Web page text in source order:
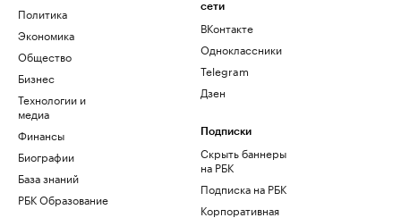
Политика
Экономика
Общество
Бизнес
Технологии и
медиа
Финансы
Биографии
База знаний
РБК Образование
сети
ВКонтакте
Одноклассники
Telegram
Дзен
Подписки
Скрыть баннеры
на РБК
Подписка на РБК
Корпоративная